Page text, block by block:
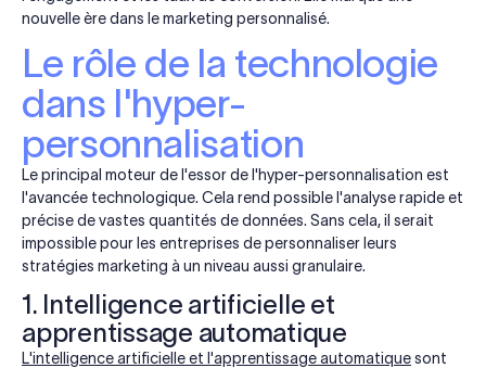
nouvelle ère dans le marketing personnalisé.
Le rôle de la technologie
dans l'hyper-
personnalisation
Le principal moteur de l'essor de l'hyper-personnalisation est
l'avancée technologique. Cela rend possible l'analyse rapide et
précise de vastes quantités de données. Sans cela, il serait
impossible pour les entreprises de personnaliser leurs
stratégies marketing à un niveau aussi granulaire.
1. Intelligence artificielle et
apprentissage automatique
L'intelligence artificielle et l'apprentissage automatiquesont